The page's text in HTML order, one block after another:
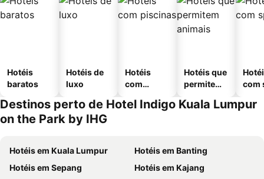
Hotéis
baratos
Hotéis de
luxo
Hotéis
com
Hotéis que
permitem
com
Destinos perto de Hotel Indigo Kuala Lumpur
on the Park by IHG
Hotéis em Kuala Lumpur
Hotéis em Banting
Hotéis em Sepang
Hotéis em Kajang